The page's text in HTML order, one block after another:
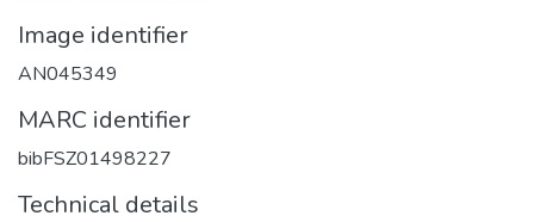
Image identifier
AN045349
MARC identifier
bibFSZ01498227
Technical details